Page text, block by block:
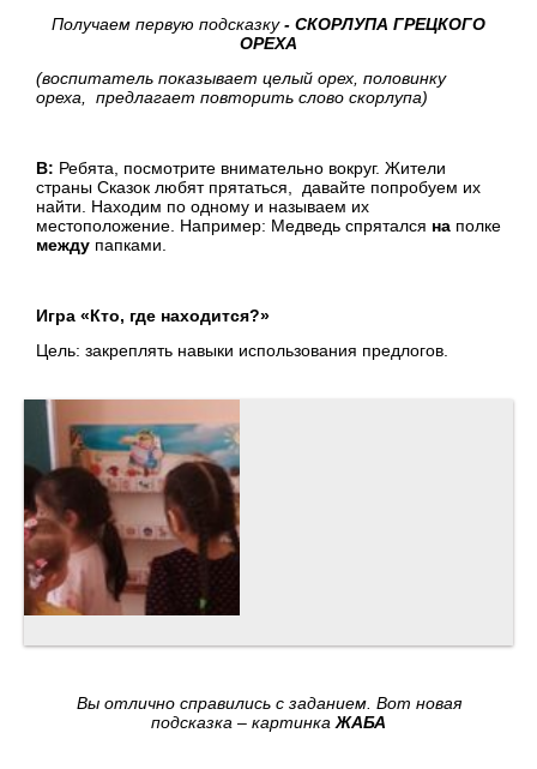
Получаем первую подсказку- СКОРЛУПА ГРЕЦКОГО
ОРЕХА
(воспитатель показывает целый орех, половинку
ореха, предлагает повторить слово скорлупа)
В: Ребята, посмотрите внимательно вокруг. Жители
страны Сказок любят прятаться, давайте попробуем их
найти. Находим по одному и называем их
местоположение. Например: Медведь спрятался на полке
между папками.
Игра «Кто, где находится?»
Цель: закреплять навыки использования предлогов.
Вы отлично справились с заданием. Вот новая
подсказка – картинкаЖАБА